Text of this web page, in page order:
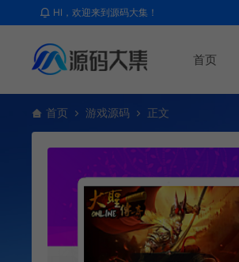
HI，欢迎来到源码大集！
首页
首页 游戏源码 正文